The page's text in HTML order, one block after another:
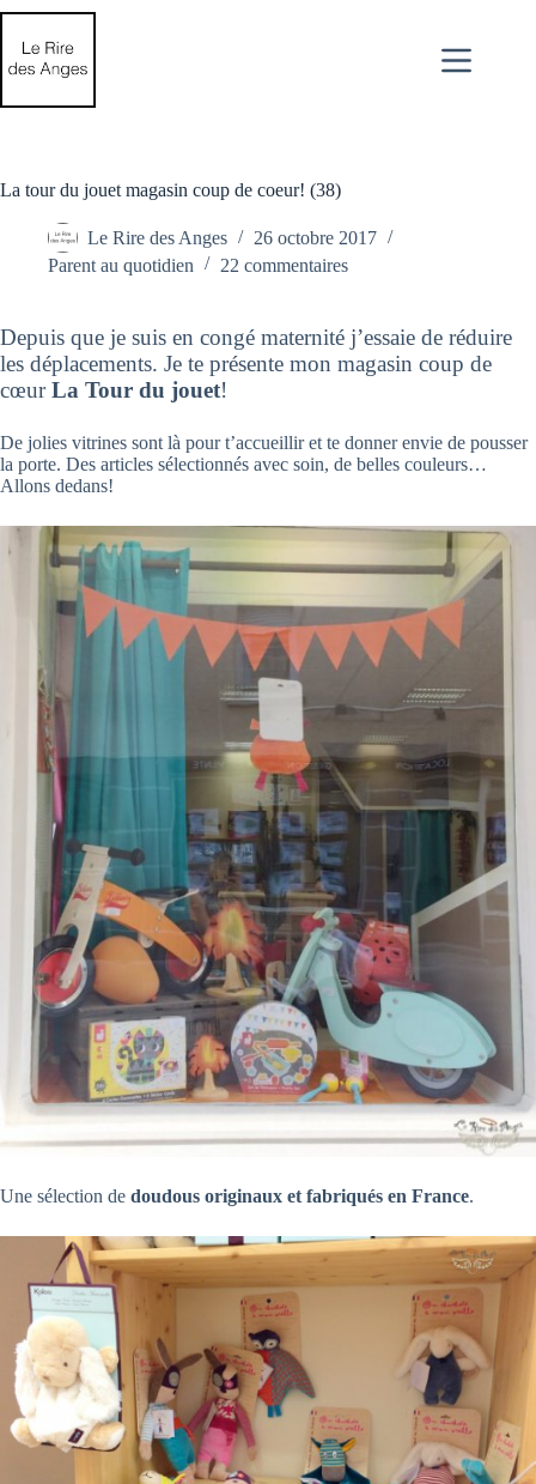
Passer
contenu
La tour du jouet magasin coup de coeur! (38)
Le Rire des Anges
26 octobre 2017
Parent au quotidien
22 commentaires
Depuis que je suis en congé maternité j’essaie de réduire
les déplacements. Je te présente mon magasin coup de
cœurLa Tour du jouet!
De jolies vitrines sont là pour t’accueillir et te donner envie de pousser
la porte. Des articles sélectionnés avec soin, de belles couleurs…
Allons dedans!
Une sélection de doudous originaux et fabriqués en France.